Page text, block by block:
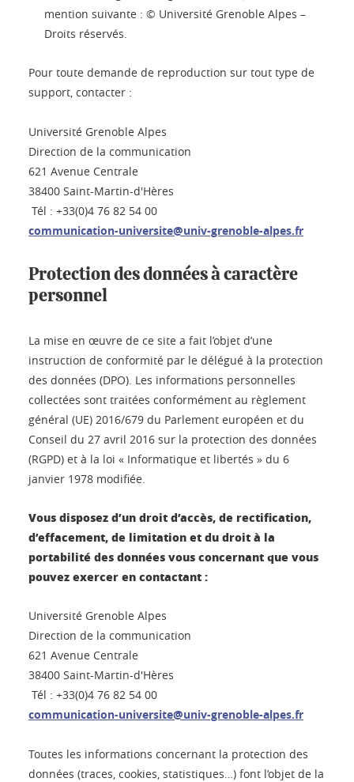
mention suivante : © Université Grenoble Alpes –
Droits réservés.
Pour toute demande de reproduction sur tout type de
support, contacter :
Université Grenoble Alpes
Direction de la communication
621 Avenue Centrale
38400 Saint-Martin-d'Hères
Tél : +33(0)4 76 82 54 00
communication-universite@univ-grenoble-alpes.fr
Protection des données à caractère
personnel
La mise en œuvre de ce site a fait l’objet d’une
instruction de conformité par le délégué à la protection
des données (DPO). Les informations personnelles
collectées sont traitées conformément au règlement
général (UE) 2016/679 du Parlement européen et du
Conseil du 27 avril 2016 sur la protection des données
(RGPD) et à la loi « Informatique et libertés » du 6
janvier 1978 modifiée.
Vous disposez d’un droit d’accès, de rectification,
d’effacement, de limitation et du droit à la
portabilité des données vous concernant que vous
pouvez exercer en contactant :
Université Grenoble Alpes
Direction de la communication
621 Avenue Centrale
38400 Saint-Martin-d'Hères
Tél : +33(0)4 76 82 54 00
communication-universite@univ-grenoble-alpes.fr
Toutes les informations concernant la protection des
données (traces, cookies, statistiques…) font l’objet de la